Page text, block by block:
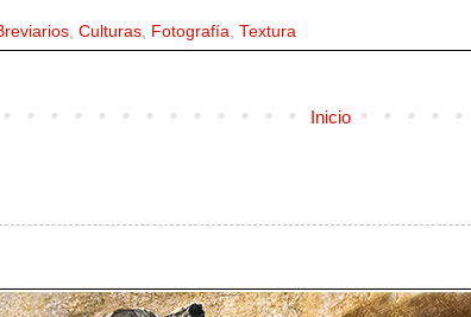
, Culturas, Fotografía Textura
Inicio